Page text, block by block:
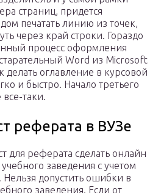
страниц, придется
печатать линию из точек,
через край строки. Гораздо
процесс оформления
Word из Microsoft
делать оглавление в курсовой
и быстро. Начало третьего
таки.
реферата в ВУЗе
для реферата сделать онлайн
заведения с учетом
Нельзя допустить ошибки в
заведения. Если от